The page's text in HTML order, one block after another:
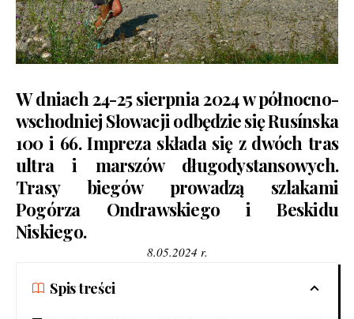
W dniach 24-25 sierpnia 2024 w północno-
wschodniej Słowacji odbędzie się Rusínska
100 i 66. Impreza składa się z dwóch tras
ultra i marszów długodystansowych.
Trasy biegów prowadzą szlakami
Pogórza Ondrawskiego i Beskidu
Niskiego.
8.05.2024 r.
Spis treści